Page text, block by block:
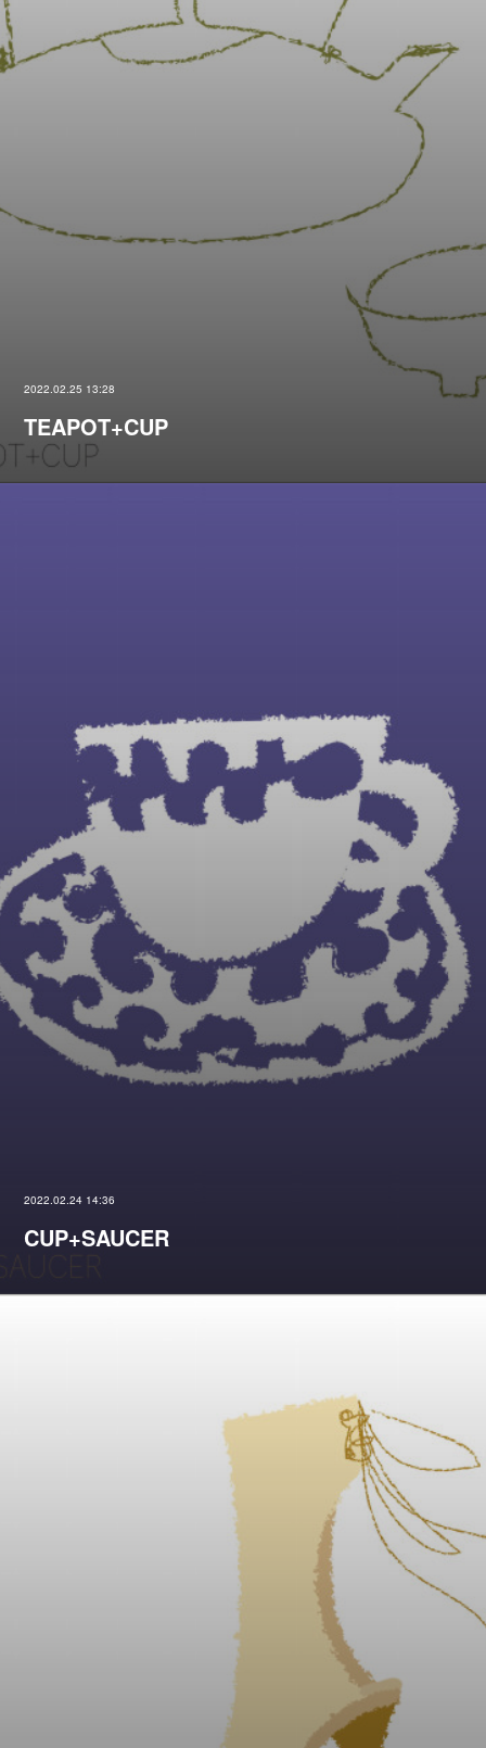
2022.02.25 13:28
TEAPOT+CUP
2022.02.24 14:36
CUP+SAUCER